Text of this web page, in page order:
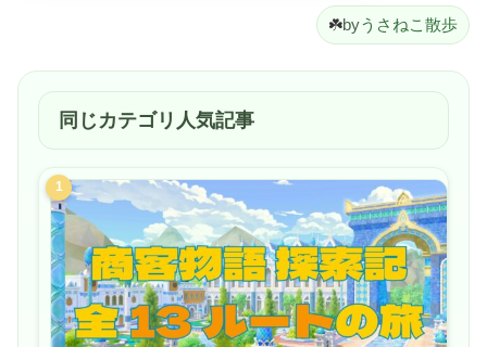
☘️byうさねこ散歩
同じカテゴリ人気記事
1